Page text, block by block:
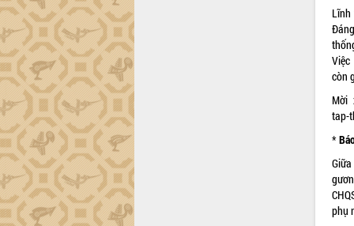
Lĩnh
còn
Mời
tap-
*
phụ